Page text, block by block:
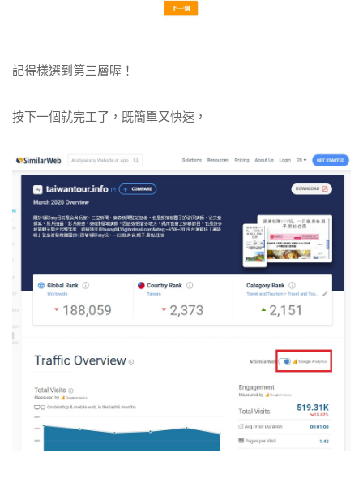
記得樣選到第三層喔！
按下一個就完工了，既簡單又快速，